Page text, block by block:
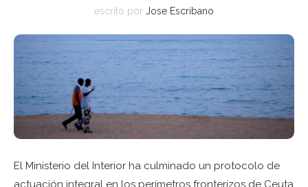
escrito por Jose Escribano
El Ministerio del Interior ha culminado un protocolo de
actuación integral en los perímetros fronterizos de Ceuta